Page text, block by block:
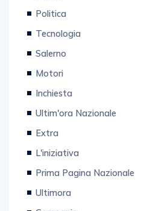
Politica
Tecnologia
Salerno
Motori
Inchiesta
Ultim'ora Nazionale
Extra
L'iniziativa
Prima Pagina Nazionale
Ultimora